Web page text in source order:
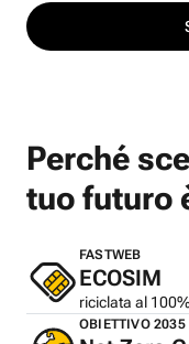
Perché
tuo futuro
FASTWEB
ECOSIM
riciclata al
OBIETTIVO 2035